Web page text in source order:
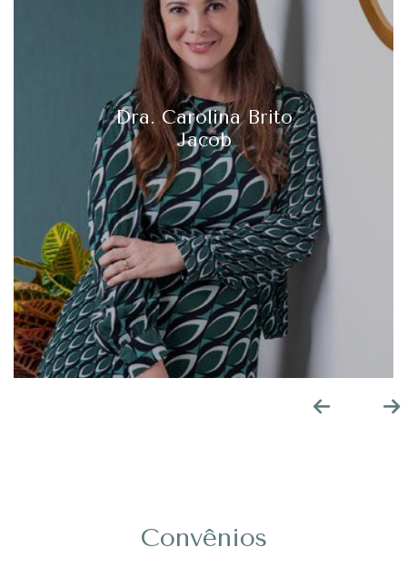
Dra. Carolina Brito
Jacob
Convênios